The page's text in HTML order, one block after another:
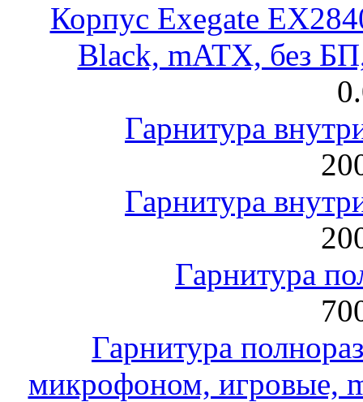
Корпус Exegate
Black, mATX, без
Гарнитура
Гарнитура
Гарнитура
Гарнитура
микрофоном, игровые,